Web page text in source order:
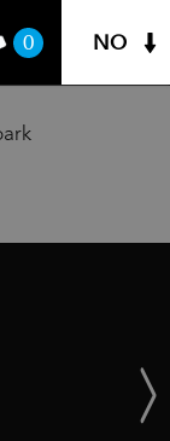
0 NO